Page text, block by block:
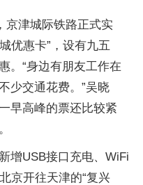
京津城际铁路正式实
优惠卡”，设有九五
。“身边有朋友工作在
少交通花费。”吴晓
早高峰的票还比较紧
增USB接口充电、WiFi
京开往天津的“复兴